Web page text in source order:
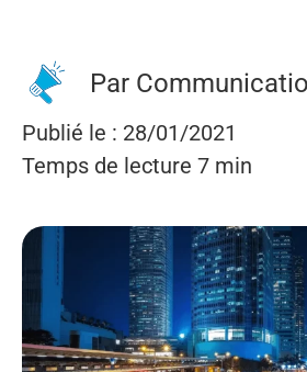
Par
Publié le : 28/01/2021
Temps de lecture 7 min